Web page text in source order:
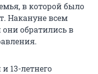
в которой было
Накануне всем
обратились в
13-летнего